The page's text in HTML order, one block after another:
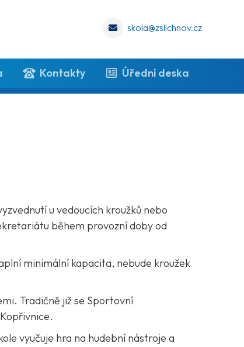
skola@zslichnov.cz
Kontakty Úřední deska
u vedoucích kroužků nebo
během provozní doby od
minimální kapacita, nebude kroužek
Tradičně již se Sportovní
vyučuje hra na hudební nástroje a